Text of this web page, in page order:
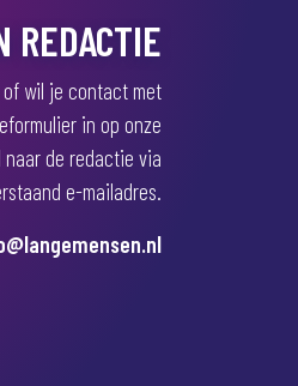
REDACTIE
wil je contact met
in op onze
de redactie via
e-mailadres.